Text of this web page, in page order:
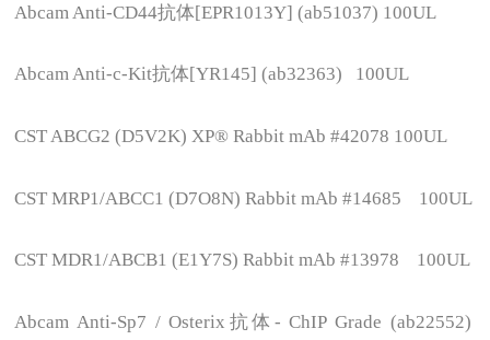
Abcam Anti-CD44抗体[EPR1013Y] (ab51037) 100UL
Abcam Anti-c-Kit抗体[YR145] (ab32363) 100UL
CST ABCG2 (D5V2K) XP® Rabbit mAb #42078 100UL
CST MRP1/ABCC1 (D7O8N) Rabbit mAb #14685 100UL
CST MDR1/ABCB1 (E1Y7S) Rabbit mAb #13978 100UL
Abcam Anti-Sp7 / Osterix 抗体- ChIP Grade (ab22552)